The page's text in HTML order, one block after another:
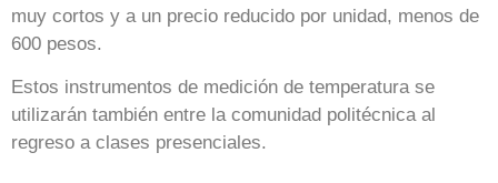
muy cortos y a un precio reducido por unidad, menos de
600 pesos.
Estos instrumentos de medición de temperatura se
utilizarán también entre la comunidad politécnica al
regreso a clases presenciales.